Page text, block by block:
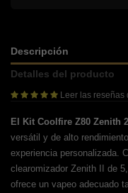
Descripción
Detalles del producto
Leer las reseñas
El Kit Coolfire Z80 Zenith 2
versátil y de alto
experiencia personalizada.
clearomizador Zenith II de
ofrece un vapeo adecuado